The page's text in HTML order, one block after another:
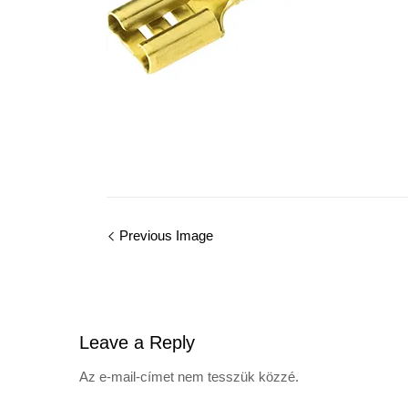
Previous Image
Leave a Reply
Az e-mail-címet nem tesszük közzé.